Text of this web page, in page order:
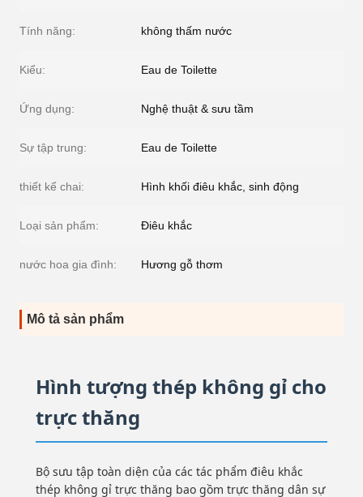
Tính năng: không thấm nước
Kiểu: Eau de Toilette
Ứng dụng: Nghệ thuật & sưu tầm
Sự tập trung: Eau de Toilette
thiết kế chai: Hình khối điêu khắc, sinh động
Loại sản phẩm: Điêu khắc
nước hoa gia đình: Hương gỗ thơm
Mô tả sản phẩm
Hình tượng thép không gỉ cho
trực thăng
Bộ sưu tập toàn diện của các tác phẩm điêu khắc
thép không gỉ trực thăng bao gồm trực thăng dân sự